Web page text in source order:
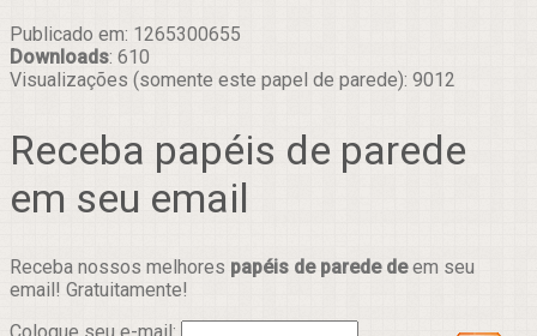
Publicado em: 1265300655
Downloads: 610
Visualizações (somente este papel de parede): 9012
Receba papéis de parede
em seu email
Receba nossos melhores papéis de parede deem seu
email! Gratuitamente!